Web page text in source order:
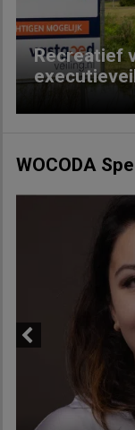
Recreatief
WOCODA